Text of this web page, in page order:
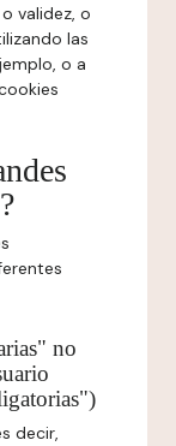
validez, o
las
o a
no
decir,